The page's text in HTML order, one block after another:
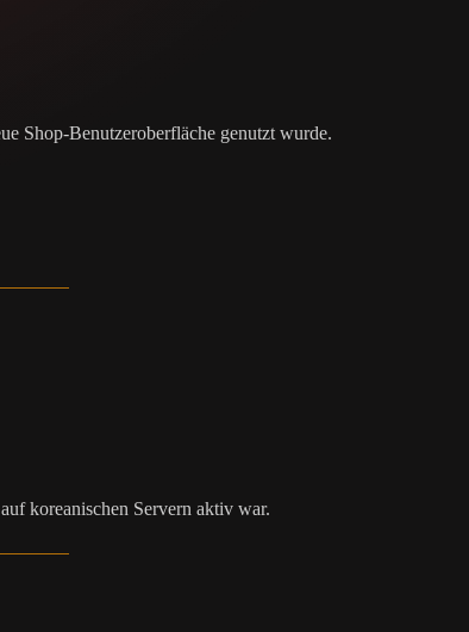
Shop-Benutzeroberfläche genutzt wurde.
koreanischen Servern aktiv war.